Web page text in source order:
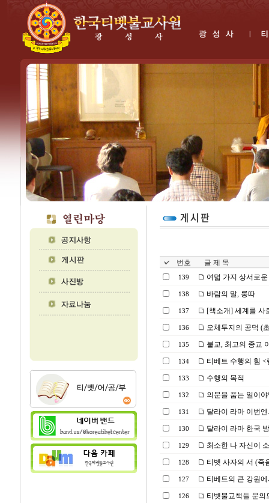
번호 글 제 목
139 여덟 가지 상서로
138 바람의 말, 룽따
137 [책소개] 세계를 사
136 오체투지의 공덕 (
135 불교, 최고의 종교
134 티베트 수행의 힘 <
133 수행의 목적
132 의문을 품는 일이
131 달라이 라마 이번엔
130 달라이 라마 한국
129 최소한 나 자신이
128 티벳 사자의 서 (죽
127 티베트의 큰 강원
126 티벳불교책들 문의